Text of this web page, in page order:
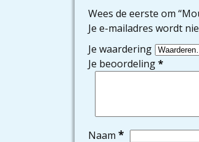
Wees de eerste om
Je e-mailadres wordt
Je waardering
Je beoordeling*
Naam *